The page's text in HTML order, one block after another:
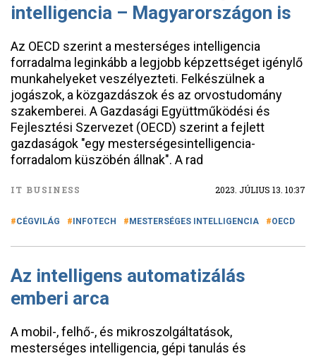
intelligencia – Magyarországon is
Az OECD szerint a mesterséges intelligencia
forradalma leginkább a legjobb képzettséget igénylő
munkahelyeket veszélyezteti. Felkészülnek a
jogászok, a közgazdászok és az orvostudomány
szakemberei. A Gazdasági Együttműködési és
Fejlesztési Szervezet (OECD) szerint a fejlett
gazdaságok "egy mesterségesintelligencia-
forradalom küszöbén állnak". A rad
IT BUSINESS 2023. JÚLIUS 13. 10:37
CÉGVILÁG INFOTECH MESTERSÉGES INTELLIGENCIA OECD
Az intelligens automatizálás
emberi arca
A mobil-, felhő-, és mikroszolgáltatások,
mesterséges intelligencia, gépi tanulás és